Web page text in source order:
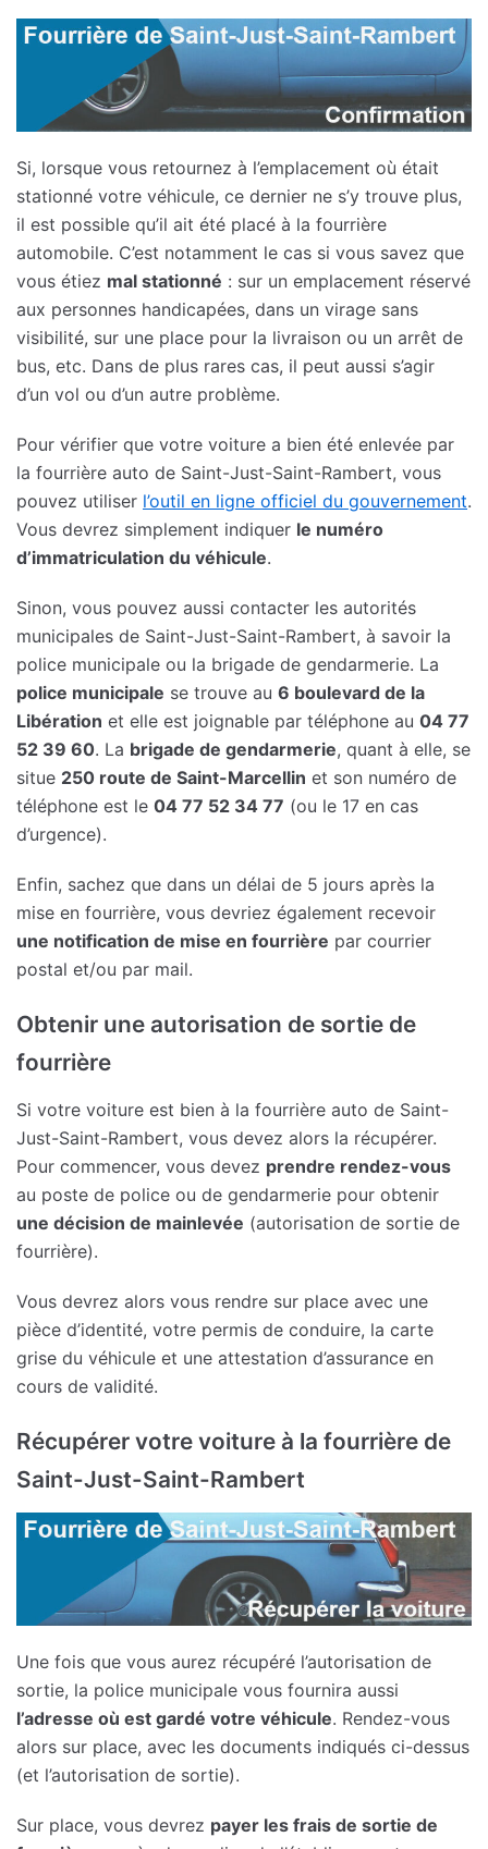
Si, lorsque vous retournez à l’emplacement où était
stationné votre véhicule, ce dernier ne s’y trouve plus,
il est possible qu’il ait été placé à la fourrière
automobile. C’est notamment le cas si vous savez que
vous étiez mal stationné : sur un emplacement réservé
aux personnes handicapées, dans un virage sans
visibilité, sur une place pour la livraison ou un arrêt de
bus, etc. Dans de plus rares cas, il peut aussi s’agir
d’un vol ou d’un autre problème.
Pour vérifier que votre voiture a bien été enlevée par
la fourrière auto de Saint-Just-Saint-Rambert, vous
pouvez utiliser l’outil en ligne officiel du gouvernement.
Vous devrez simplement indiquer le numéro
d’immatriculation du véhicule.
Sinon, vous pouvez aussi contacter les autorités
municipales de Saint-Just-Saint-Rambert, à savoir la
police municipale ou la brigade de gendarmerie. La
police municipale se trouve au 6 boulevard de la
Libération et elle est joignable par téléphone au 04 77
52 39 60. La brigade de gendarmerie, quant à elle, se
situe 250 route de Saint-Marcellin et son numéro de
téléphone est le 04 77 52 34 77 (ou le 17 en cas
d’urgence).
Enfin, sachez que dans un délai de 5 jours après la
mise en fourrière, vous devriez également recevoir
une notification de mise en fourrière par courrier
postal et/ou par mail.
Obtenir une autorisation de sortie de
fourrière
Si votre voiture est bien à la fourrière auto de Saint-
Just-Saint-Rambert, vous devez alors la récupérer.
Pour commencer, vous devez prendre rendez-vous
au poste de police ou de gendarmerie pour obtenir
une décision de mainlevée (autorisation de sortie de
fourrière).
Vous devrez alors vous rendre sur place avec une
pièce d’identité, votre permis de conduire, la carte
grise du véhicule et une attestation d’assurance en
cours de validité.
Récupérer votre voiture à la fourrière de
Saint-Just-Saint-Rambert
Une fois que vous aurez récupéré l’autorisation de
sortie, la police municipale vous fournira aussi
l’adresse où est gardé votre véhicule. Rendez-vous
alors sur place, avec les documents indiqués ci-dessus
(et l’autorisation de sortie).
Sur place, vous devrez payer les frais de sortie de